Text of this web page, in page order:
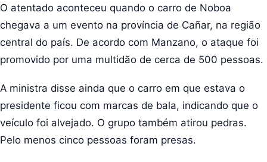
O atentado aconteceu quando o carro de Noboa
chegava a um evento na província de Cañar, na região
central do país. De acordo com Manzano, o ataque foi
promovido por uma multidão de cerca de 500 pessoas.
A ministra disse ainda que o carro em que estava o
presidente ficou com marcas de bala, indicando que o
veículo foi alvejado. O grupo também atirou pedras.
Pelo menos cinco pessoas foram presas.